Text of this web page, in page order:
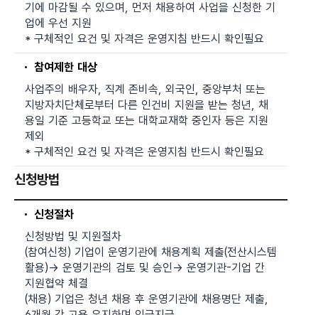
기에 마감될 수 있으며, 먼저 채용하여 사업을 신청한 기
업에 우선 지원
* 구체적인 요건 및 자격은 운영지침 반드시 확인필요
참여제한 대상
사업주의 배우자, 직계 존비속, 외국인, 중앙부처 또는
지방자치단체로부터 다른 인건비 지원을 받는 청년, 채
용일 기준 고등학교 또는 대학교재학 중인자 등은 지원
제외
* 구체적인 요건 및 자격은 운영지침 반드시 확인필요
신청방법
신청절차
신청방법 및 지원절차
(참여신청) 기업이 운영기관에 채용계획 제출(전산시스템
활용)-> 운영기관의 검토 및 승인-> 운영기관-기업 간
지원협약 체결
(채용) 기업은 청년 채용 후 운영기관에 채용명단 제출,